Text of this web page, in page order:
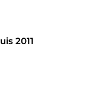
2011